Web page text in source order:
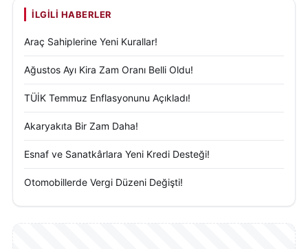
İLGILI HABERLER
Araç Sahiplerine Yeni Kurallar!
Ağustos Ayı Kira Zam Oranı Belli Oldu!
TÜİK Temmuz Enflasyonunu Açıkladı!
Akaryakıta Bir Zam Daha!
Esnaf ve Sanatkârlara Yeni Kredi Desteği!
Otomobillerde Vergi Düzeni Değişti!